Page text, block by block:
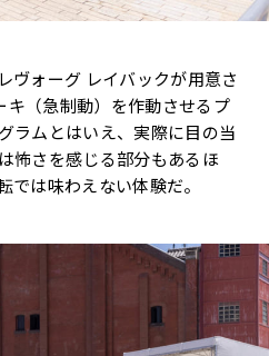
ヴォーグ レイバックが用意さ
（急制動）を作動させるプ
ラムとはいえ、実際に目の当
怖さを感じる部分もあるほ
では味わえない体験だ。